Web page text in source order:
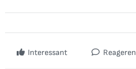
Interessant Reageren